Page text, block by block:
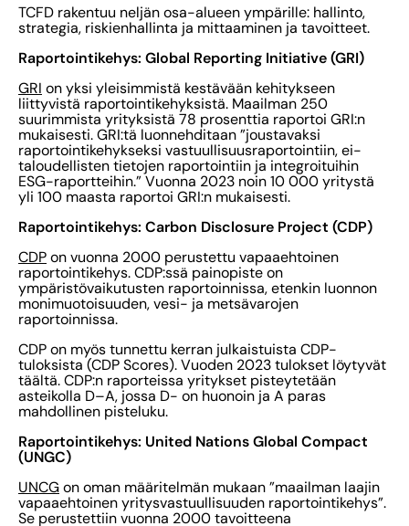
TCFD rakentuu neljän osa-alueen ympärille: hallinto,
strategia, riskienhallinta ja mittaaminen ja tavoitteet.
Raportointikehys: Global Reporting Initiative (GRI)
GRI on yksi yleisimmistä kestävään kehitykseen
liittyvistä raportointikehyksistä. Maailman 250
suurimmista yrityksistä 78 prosenttia raportoi GRI:n
mukaisesti. GRI:tä luonnehditaan ”joustavaksi
raportointikehykseksi vastuullisuusraportointiin, ei-
taloudellisten tietojen raportointiin ja integroituihin
ESG-raportteihin.” Vuonna 2023 noin 10 000 yritystä
yli 100 maasta raportoi GRI:n mukaisesti.
Raportointikehys: Carbon Disclosure Project (CDP)
CDP on vuonna 2000 perustettu vapaaehtoinen
raportointikehys. CDP:ssä painopiste on
ympäristövaikutusten raportoinnissa, etenkin luonnon
monimuotoisuuden, vesi- ja metsävarojen
raportoinnissa.
CDP on myös tunnettu kerran julkaistuista CDP-
tuloksista (CDP Scores). Vuoden 2023 tulokset löytyvät
täältä. CDP:n raporteissa yritykset pisteytetään
asteikolla D–A, jossa D- on huonoin ja A paras
mahdollinen pisteluku.
Raportointikehys: United Nations Global Compact
(UNGC)
UNCG on oman määritelmän mukaan ”maailman laajin
vapaaehtoinen yritysvastuullisuuden raportointikehys”.
Se perustettiin vuonna 2000 tavoitteena